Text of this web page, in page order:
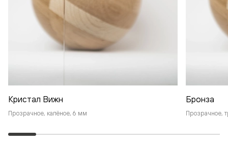
Кристал Вижн
Прозрачное, калёное, 6 мм
Бронза
Прозрачное,